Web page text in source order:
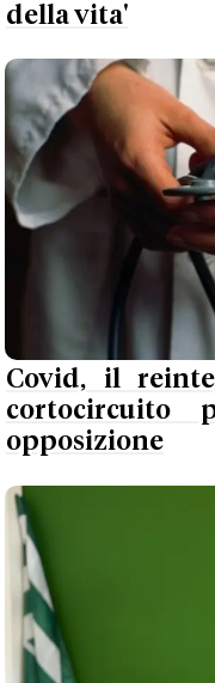
della vita'
Covid, il
cortocircuito
opposizione